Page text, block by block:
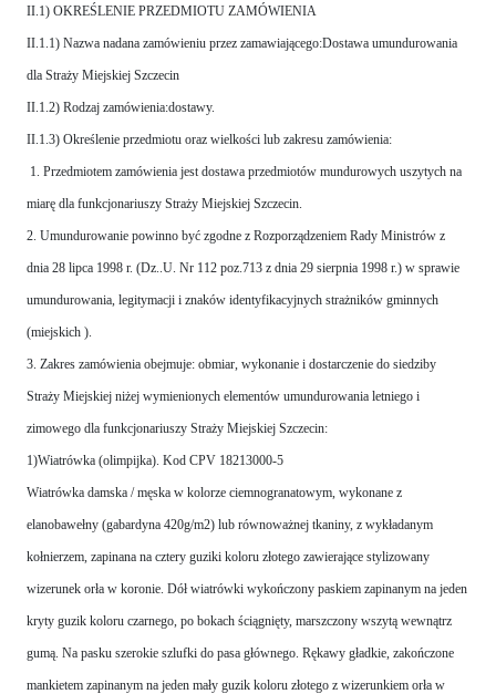
II.1) OKREŚLENIE PRZEDMIOTU ZAMÓWIENIA
II.1.1) Nazwa nadana zamówieniu przez zamawiającego:Dostawa umundurowania
dla Straży Miejskiej Szczecin
II.1.2) Rodzaj zamówienia:dostawy.
II.1.3) Określenie przedmiotu oraz wielkości lub zakresu zamówienia:
1. Przedmiotem zamówienia jest dostawa przedmiotów mundurowych uszytych na
miarę dla funkcjonariuszy Straży Miejskiej Szczecin.
2. Umundurowanie powinno być zgodne z Rozporządzeniem Rady Ministrów z
dnia 28 lipca 1998 r. (Dz..U. Nr 112 poz.713 z dnia 29 sierpnia 1998 r.) w sprawie
umundurowania, legitymacji i znaków identyfikacyjnych strażników gminnych
(miejskich ).
3. Zakres zamówienia obejmuje: obmiar, wykonanie i dostarczenie do siedziby
Straży Miejskiej niżej wymienionych elementów umundurowania letniego i
zimowego dla funkcjonariuszy Straży Miejskiej Szczecin:
1)Wiatrówka (olimpijka). Kod CPV 18213000-5
Wiatrówka damska / męska w kolorze ciemnogranatowym, wykonane z
elanobawełny (gabardyna 420g/m2) lub równoważnej tkaniny, z wykładanym
kołnierzem, zapinana na cztery guziki koloru złotego zawierające stylizowany
wizerunek orła w koronie. Dół wiatrówki wykończony paskiem zapinanym na jeden
kryty guzik koloru czarnego, po bokach ściągnięty, marszczony wszytą wewnątrz
gumą. Na pasku szerokie szlufki do pasa głównego. Rękawy gładkie, zakończone
mankietem zapinanym na jeden mały guzik koloru złotego z wizerunkiem orła w